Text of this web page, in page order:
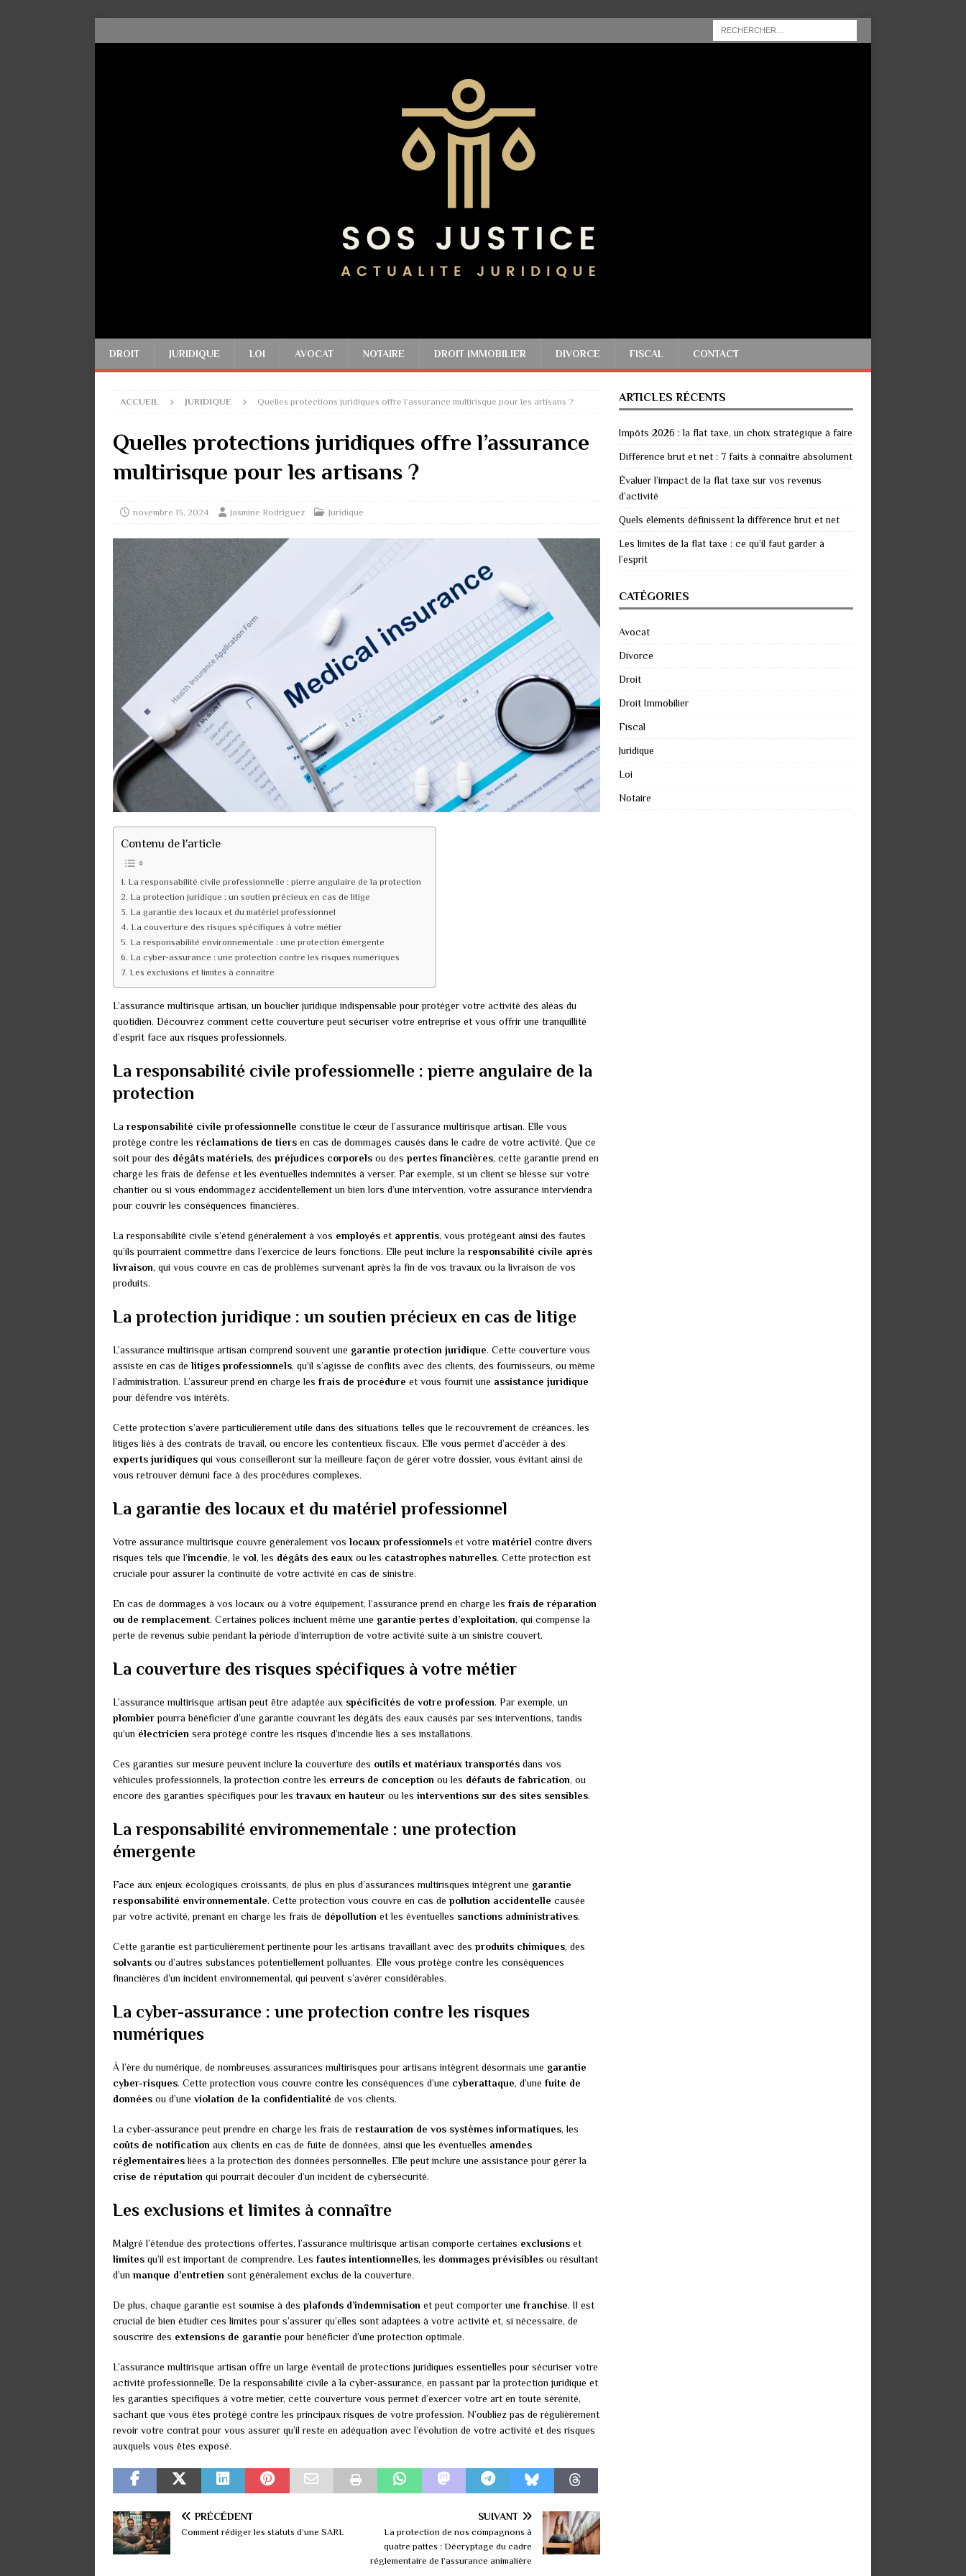
DROIT JURIDIQUE LOI AVOCAT NOTAIRE DROIT IMMOBILIER DIVORCE FISCAL CONTACT
ACCUEIL JURIDIQUE Quelles protections juridiques offre l’assurance multirisque pour les artisans ?
Quelles protections juridiques offre l’assurance
multirisque pour les artisans ?
novembre 13, 2024 Jasmine Rodriguez Juridique
Contenu de l'article
La responsabilité civile professionnelle : pierre angulaire de la protection
La protection juridique : un soutien précieux en cas de litige
La garantie des locaux et du matériel professionnel
La couverture des risques spécifiques à votre métier
La responsabilité environnementale : une protection émergente
La cyber-assurance : une protection contre les risques numériques
Les exclusions et limites à connaître
L’assurance multirisque artisan, un bouclier juridique indispensable pour protéger votre activité des aléas du
quotidien. Découvrez comment cette couverture peut sécuriser votre entreprise et vous offrir une tranquillité
d’esprit face aux risques professionnels.
La responsabilité civile professionnelle : pierre angulaire de la
protection
La responsabilité civile professionnelle constitue le cœur de l’assurance multirisque artisan. Elle vous
protège contre les réclamations de tiers en cas de dommages causés dans le cadre de votre activité. Que ce
soit pour des dégâts matériels, des préjudices corporels ou des pertes financières, cette garantie prend en
charge les frais de défense et les éventuelles indemnités à verser. Par exemple, si un client se blesse sur votre
chantier ou si vous endommagez accidentellement un bien lors d’une intervention, votre assurance interviendra
pour couvrir les conséquences financières.
La responsabilité civile s’étend généralement à vos employés et apprentis, vous protégeant ainsi des fautes
qu’ils pourraient commettre dans l’exercice de leurs fonctions. Elle peut inclure la responsabilité civile après
livraison, qui vous couvre en cas de problèmes survenant après la fin de vos travaux ou la livraison de vos
produits.
La protection juridique : un soutien précieux en cas de litige
L’assurance multirisque artisan comprend souvent une garantie protection juridique. Cette couverture vous
assiste en cas de litiges professionnels, qu’il s’agisse de conflits avec des clients, des fournisseurs, ou même
l’administration. L’assureur prend en charge les frais de procédure et vous fournit une assistance juridique
pour défendre vos intérêts.
Cette protection s’avère particulièrement utile dans des situations telles que le recouvrement de créances, les
litiges liés à des contrats de travail, ou encore les contentieux fiscaux. Elle vous permet d’accéder à des
experts juridiques qui vous conseilleront sur la meilleure façon de gérer votre dossier, vous évitant ainsi de
vous retrouver démuni face à des procédures complexes.
La garantie des locaux et du matériel professionnel
Votre assurance multirisque couvre généralement vos locaux professionnels et votre matériel contre divers
risques tels que l’incendie, le vol, les dégâts des eaux ou les catastrophes naturelles. Cette protection est
cruciale pour assurer la continuité de votre activité en cas de sinistre.
En cas de dommages à vos locaux ou à votre équipement, l’assurance prend en charge les frais de réparation
ou de remplacement. Certaines polices incluent même une garantie pertes d’exploitation, qui compense la
perte de revenus subie pendant la période d’interruption de votre activité suite à un sinistre couvert.
La couverture des risques spécifiques à votre métier
L’assurance multirisque artisan peut être adaptée aux spécificités de votre profession. Par exemple, un
plombierpourra bénéficier d’une garantie couvrant les dégâts des eaux causés par ses interventions, tandis
qu’un électricien sera protégé contre les risques d’incendie liés à ses installations.
Ces garanties sur mesure peuvent inclure la couverture des outils et matériaux transportés dans vos
véhicules professionnels, la protection contre les erreurs de conception ou les défauts de fabrication, ou
encore des garanties spécifiques pour les travaux en hauteur ou les interventions sur des sites sensibles.
La responsabilité environnementale : une protection
émergente
Face aux enjeux écologiques croissants, de plus en plus d’assurances multirisques intègrent une garantie
responsabilité environnementale. Cette protection vous couvre en cas de pollution accidentelle causée
par votre activité, prenant en charge les frais de dépollution et les éventuelles sanctions administratives.
Cette garantie est particulièrement pertinente pour les artisans travaillant avec des produits chimiques, des
solvants ou d’autres substances potentiellement polluantes. Elle vous protège contre les conséquences
financières d’un incident environnemental, qui peuvent s’avérer considérables.
La cyber-assurance : une protection contre les risques
numériques
À l’ère du numérique, de nombreuses assurances multirisques pour artisans intègrent désormais une garantie
cyber-risques. Cette protection vous couvre contre les conséquences d’une cyberattaque, d’une fuite de
données ou d’une violation de la confidentialité de vos clients.
La cyber-assurance peut prendre en charge les frais de restauration de vos systèmes informatiques, les
coûts de notification aux clients en cas de fuite de données, ainsi que les éventuelles amendes
réglementairesliées à la protection des données personnelles. Elle peut inclure une assistance pour gérer la
crise de réputation qui pourrait découler d’un incident de cybersécurité.
Les exclusions et limites à connaître
Malgré l’étendue des protections offertes, l’assurance multirisque artisan comporte certaines exclusions et
limites qu’il est important de comprendre. Les fautes intentionnelles, les dommages prévisibles ou résultant
d’un manque d’entretien sont généralement exclus de la couverture.
De plus, chaque garantie est soumise à des plafonds d’indemnisation et peut comporter une franchise. Il est
crucial de bien étudier ces limites pour s’assurer qu’elles sont adaptées à votre activité et, si nécessaire, de
souscrire des extensions de garantie pour bénéficier d’une protection optimale.
L’assurance multirisque artisan offre un large éventail de protections juridiques essentielles pour sécuriser votre
activité professionnelle. De la responsabilité civile à la cyber-assurance, en passant par la protection juridique et
les garanties spécifiques à votre métier, cette couverture vous permet d’exercer votre art en toute sérénité,
sachant que vous êtes protégé contre les principaux risques de votre profession. N’oubliez pas de régulièrement
revoir votre contrat pour vous assurer qu’il reste en adéquation avec l’évolution de votre activité et des risques
auxquels vous êtes exposé.
PRÉCÉDENT
Comment rédiger les statuts d’une SARL
SUIVANT
La protection de nos compagnons à
quatre pattes : Décryptage du cadre
réglementaire de l’assurance animalière
ARTICLES RÉCENTS
Impôts 2026 : la flat taxe, un choix stratégique à faire
Différence brut et net : 7 faits à connaître absolument
Évaluer l’impact de la flat taxe sur vos revenus
d’activité
Quels éléments définissent la différence brut et net
Les limites de la flat taxe : ce qu’il faut garder à
l’esprit
CATÉGORIES
Avocat
Divorce
Droit
Droit Immobilier
Fiscal
Juridique
Loi
Notaire